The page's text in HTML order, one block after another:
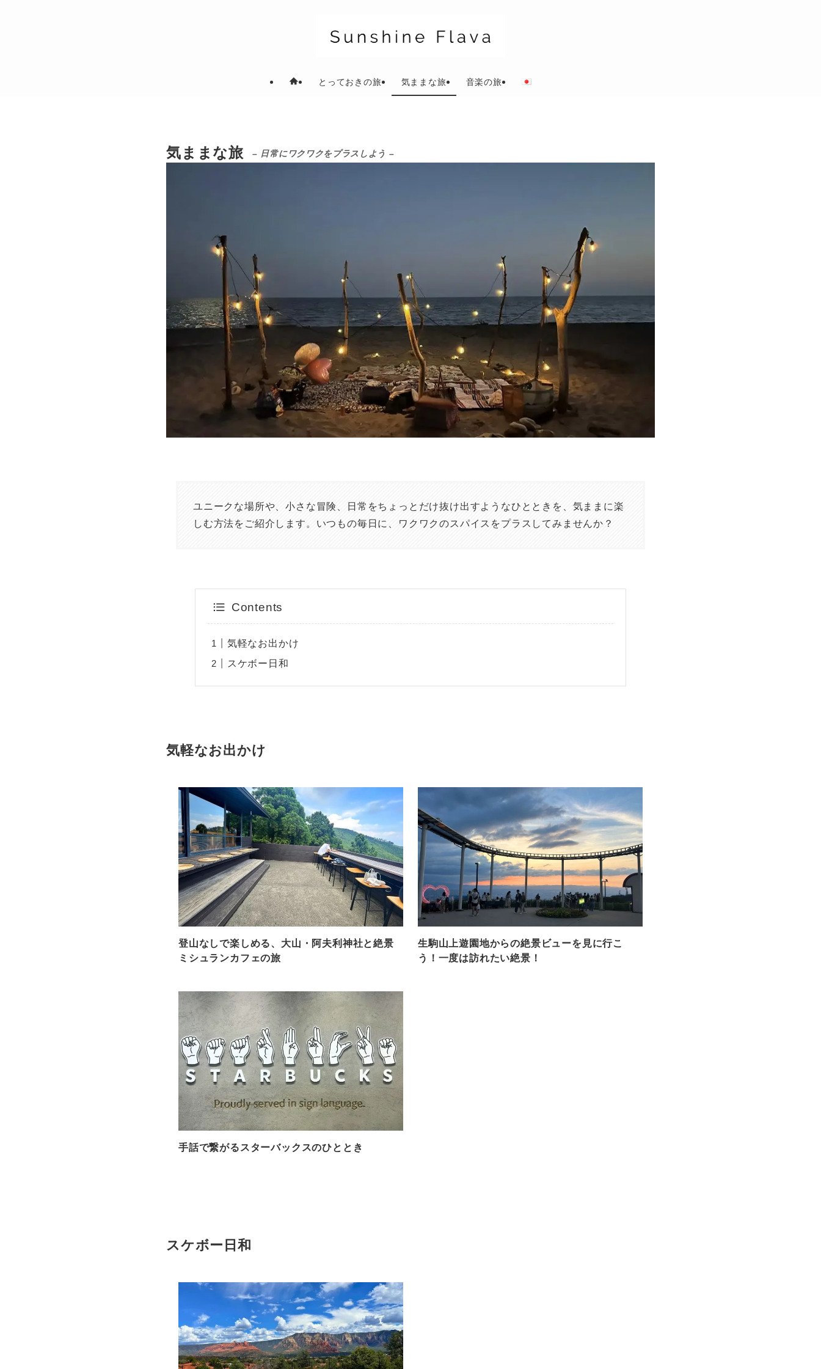
とっておきの旅 気ままな旅 音楽の旅
気ままな旅 – 日常にワクワクをプラスしよう –
ユニークな場所や、小さな冒険、日常をちょっとだけ抜け出すようなひとときを、気ままに楽
しむ方法をご紹介します。いつもの毎日に、ワクワクのスパイスをプラスしてみませんか？
Contents
気軽なお出かけ
スケボー日和
気軽なお出かけ
登山なしで楽しめる、大山・阿夫利神社と絶景
ミシュランカフェの旅
生駒山上遊園地からの絶景ビューを見に行こ
う！一度は訪れたい絶景！
手話で繋がるスターバックスのひととき
スケボー日和